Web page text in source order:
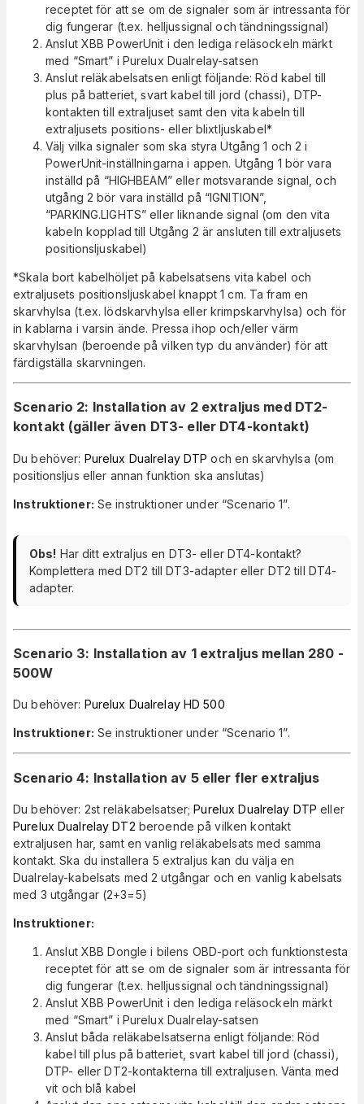
receptet för att se om de signaler som är intressanta för
dig fungerar (t.ex. helljussignal och tändningssignal)
Anslut XBB PowerUnit i den lediga reläsockeln märkt
med “Smart” i Purelux Dualrelay-satsen
Anslut reläkabelsatsen enligt följande: Röd kabel till
plus på batteriet, svart kabel till jord (chassi), DTP-
kontakten till extraljuset samt den vita kabeln till
extraljusets positions- eller blixtljuskabel*
Välj vilka signaler som ska styra Utgång 1 och 2 i
PowerUnit-inställningarna i appen. Utgång 1 bör vara
inställd på “HIGHBEAM” eller motsvarande signal, och
utgång 2 bör vara inställd på “IGNITION”,
“PARKING.LIGHTS” eller liknande signal (om den vita
kabeln kopplad till Utgång 2 är ansluten till extraljusets
positionsljuskabel)
*Skala bort kabelhöljet på kabelsatsens vita kabel och
extraljusets positionsljuskabel knappt 1 cm. Ta fram en
skarvhylsa (t.ex. lödskarvhylsa eller krimpskarvhylsa) och för
in kablarna i varsin ände. Pressa ihop och/eller värm
skarvhylsan (beroende på vilken typ du använder) för att
färdigställa skarvningen.
Scenario 2: Installation av 2 extraljus med DT2-
kontakt (gäller även DT3- eller DT4-kontakt)
Du behöver: Purelux Dualrelay DTP och en skarvhylsa (om
positionsljus eller annan funktion ska anslutas)
Instruktioner: Se instruktioner under “Scenario 1”.
Obs! Har ditt extraljus en DT3- eller DT4-kontakt?
Komplettera med DT2 till DT3-adapter eller DT2 till DT4-
adapter.
Scenario 3: Installation av 1 extraljus mellan 280 -
500W
Du behöver: Purelux Dualrelay HD 500
Instruktioner: Se instruktioner under “Scenario 1”.
Scenario 4: Installation av 5 eller fler extraljus
Du behöver: 2st reläkabelsatser;Purelux Dualrelay DTP eller
Purelux Dualrelay DT2 beroende på vilken kontakt
extraljusen har, samt en vanlig reläkabelsats med samma
kontakt. Ska du installera 5 extraljus kan du välja en
Dualrelay-kabelsats med 2 utgångar och en vanlig kabelsats
med 3 utgångar (2+3=5)
Instruktioner:
Anslut XBB Dongle i bilens OBD-port och funktionstesta
receptet för att se om de signaler som är intressanta för
dig fungerar (t.ex. helljussignal och tändningssignal)
Anslut XBB PowerUnit i den lediga reläsockeln märkt
med “Smart” i Purelux Dualrelay-satsen
Anslut båda reläkabelsatserna enligt följande: Röd
kabel till plus på batteriet, svart kabel till jord (chassi),
DTP- eller DT2-kontakterna till extraljusen. Vänta med
vit och blå kabel